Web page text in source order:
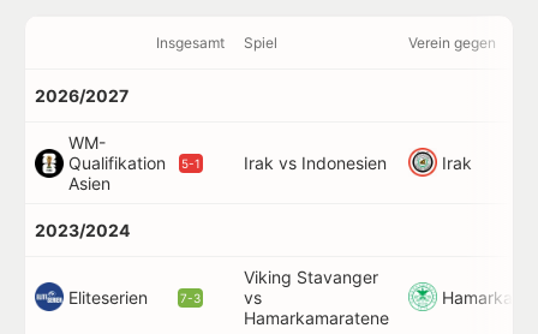
Insgesamt Spiel Verein gegen
2026/2027
WM-
Qualifikation
Asien
5-1 Irak vs Indonesien Irak
2023/2024
Eliteserien 7-3
Viking Stavanger
vs
Hamarkamaratene